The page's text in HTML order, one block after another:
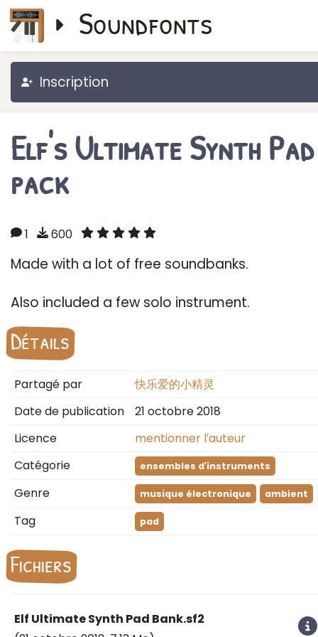
Soundfonts
Inscription
Elf's Ultimate Synth Pad
pack
1 600
Made with a lot of free soundbanks.
Also included a few solo instrument.
Détails
Partagé par
快乐爱的小精灵
Date de publication
21 octobre 2018
Licence
mentionner l′auteur
Catégorie
ensembles d′instruments
Genre musique électronique ambient
Tag pad
Fichiers
Elf Ultimate Synth Pad Bank.sf2